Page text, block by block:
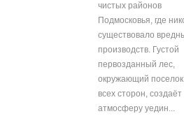
чистых районов
Подмосковья, где
существовало
производств. Густой
первозданный лес,
окружающий поселок
всех сторон, создаёт
атмосферу уедин...